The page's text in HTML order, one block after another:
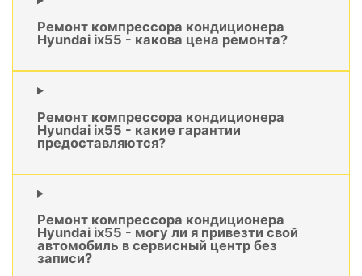
Ремонт компрессора кондиционера
Hyundai ix55 - какова цена ремонта?
Ремонт компрессора кондиционера
Hyundai ix55 - какие гарантии
предоставляются?
Ремонт компрессора кондиционера
Hyundai ix55 - могу ли я привезти свой
автомобиль в сервисный центр без
записи?